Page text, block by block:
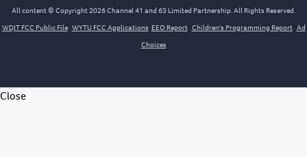
All content © Copyright 2026 Channel 41 and 63 Limited Partnership. All Rights Reserved.
WDJT FCC Public File WYTU FCC Applications EEO Report Children's Programming Report Ad
Choices
Close